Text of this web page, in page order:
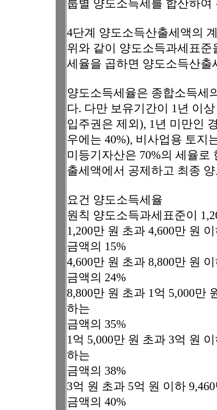
룹별 양도소득세를 합산하여
4단계 양도소득산출세액의
위와 같이 양도소득과세표
세율을 곱하면 양도소득산출
양도소득세율은 종합소득세
다. 다만 보유기간이 1년 이
입주권은 제외), 1년 미만인
우에는 40%), 비사업용 토지
미등기자산은 70%의 세율
출세액에서 공제하고 최종
요건 양도소득세율
원칙 양도소득과세표준이
1,200만 원 초과 4,600만 원
금액의 15%
4,600만 원 초과 8,800만 원
금액의 24%
8,800만 원 초과 1억 5,000만
하는
금액의 35%
1억 5,000만 원 초과 3억 원
하는
금액의 38%
3억 원 초과 5억 원 이하
금액의 40%